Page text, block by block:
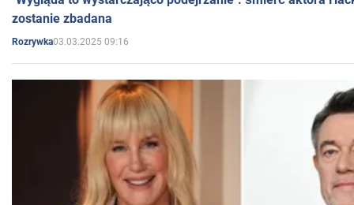
zostanie zbadana
Rozrywka03.03.2025 09:16